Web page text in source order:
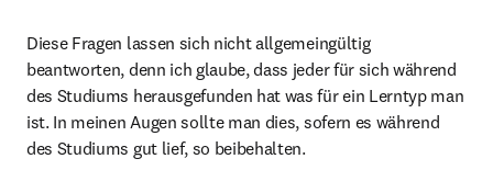
Diese Fragen lassen sich nicht allgemeingültig
beantworten, denn ich glaube, dass jeder für sich während
des Studiums herausgefunden hat was für ein Lerntyp man
ist. In meinen Augen sollte man dies, sofern es während
des Studiums gut lief, so beibehalten.